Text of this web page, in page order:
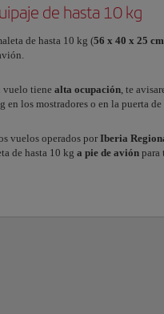
de hasta 10 kg
de hasta 10 kg (56 x 40 x 25 cm
vuelo tiene alta ocupación, te
en los mostradores o en la puerta
vuelos operados por Iberia
de hasta 10 kg a pie de avión para